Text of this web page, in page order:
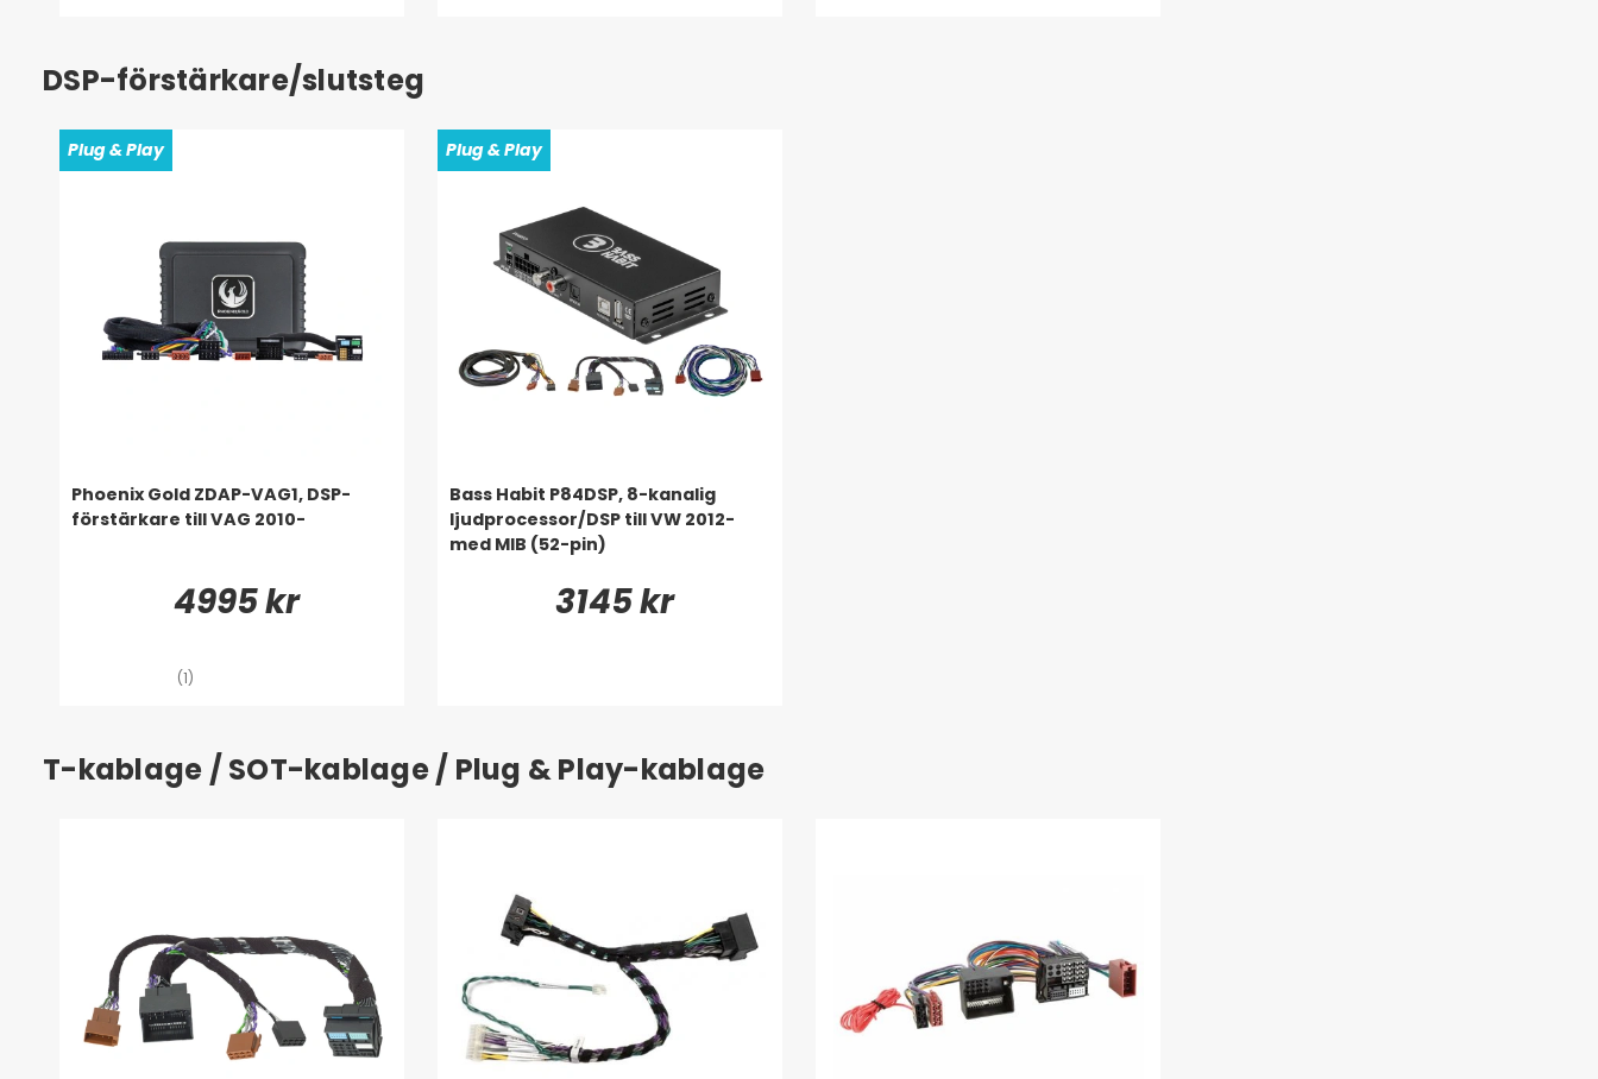
DSP-förstärkare/slutsteg
Plug & Play
Phoenix Gold ZDAP-VAG1, DSP-
förstärkare till VAG 2010-
4995 kr
(1)
Plug & Play
Bass Habit P84DSP, 8-kanalig
ljudprocessor/DSP till VW 2012-
med MIB (52-pin)
3145 kr
T-kablage / SOT-kablage / Plug & Play-kablage